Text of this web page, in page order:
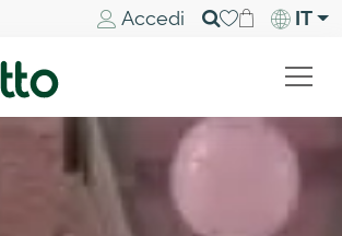
Accedi IT